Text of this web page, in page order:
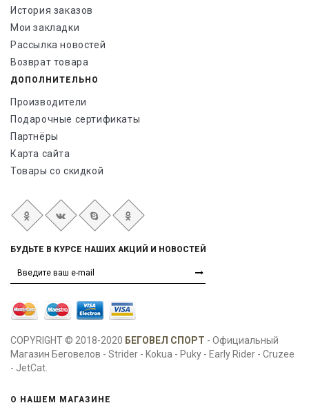
История заказов
Мои закладки
Рассылка новостей
Возврат товара
ДОПОЛНИТЕЛЬНО
Производители
Подарочные сертификаты
Партнёры
Карта сайта
Товары со скидкой
БУДЬТЕ В КУРСЕ НАШИХ АКЦИЙ И НОВОСТЕЙ
COPYRIGHT © 2018-2020 БЕГОВЕЛ СПОРТ - Официальный
Магазин Беговелов - Strider - Kokua - Puky - Early Rider - Cruzee
- JetCat.
О НАШЕМ МАГАЗИНЕ